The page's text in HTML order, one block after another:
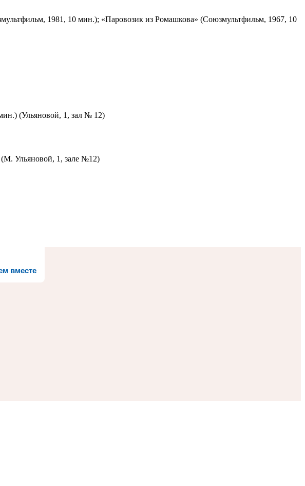
1981, 10 мин.); «Паровозик из Ромашкова» (Союзмультфильм, 1967, 10
(Ульяновой, 1, зал № 12)
(М. Ульяновой, 1, зале №12)
вместе